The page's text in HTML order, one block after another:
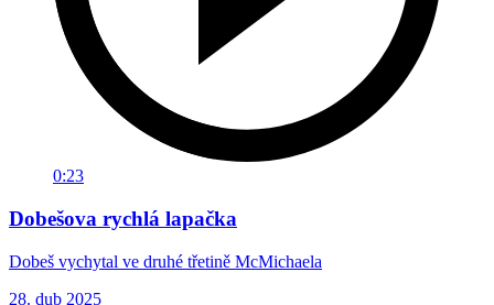
0:23
Dobešova rychlá lapačka
Dobeš vychytal ve druhé třetině McMichaela
28. dub 2025